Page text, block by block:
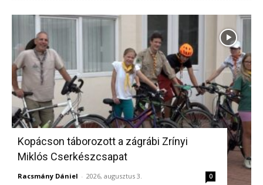
Kopácson táborozott a zágrábi Zrínyi
Miklós Cserkészcsapat
Racsmány Dániel - 2026, augusztus 3. 0